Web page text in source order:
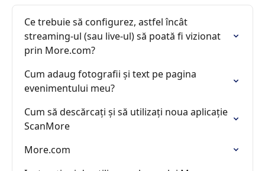
Ce trebuie să configurez, astfel încât
streaming-ul (sau live-ul) să poată fi vizionat
prin More.com?
Cum adaug fotografii și text pe pagina
evenimentului meu?
Cum să descărcați și să utilizați noua aplicație
ScanMore
More.com